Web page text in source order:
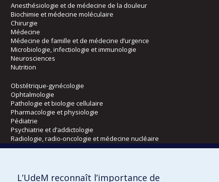
Anesthésiologie et de médecine de la douleur
Biochimie et médecine moléculaire
Chirurgie
Médecine
Médecine de famille et de médecine d’urgence
Microbiologie, infectiologie et immunologie
Neurosciences
Nutrition
Obstétrique-gynécologie
Ophtalmologie
Pathologie et biologie cellulaire
Pharmacologie et physiologie
Pédiatrie
Psychiatrie et d’addictologie
Radiologie, radio-oncologie et médecine nucléaire
L’UdeM reconnaît l’importance de